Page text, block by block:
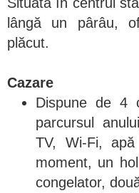
lângă un pârâu,
plăcut.
Cazare
Dispune de 4
parcursul
TV, Wi-Fi,
moment, un
congelator,